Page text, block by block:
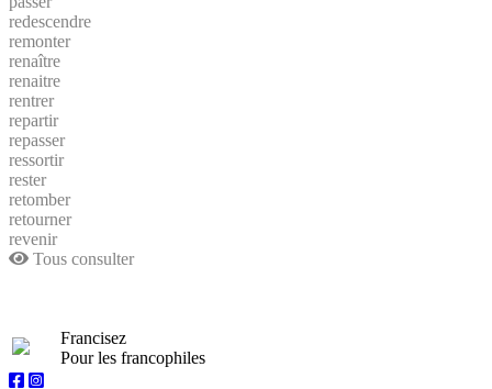
redescendre
remonter
renaître
renaitre
rentrer
repartir
repasser
ressortir
rester
retomber
retourner
revenir
Tous consulter
Francisez
Pour les francophiles